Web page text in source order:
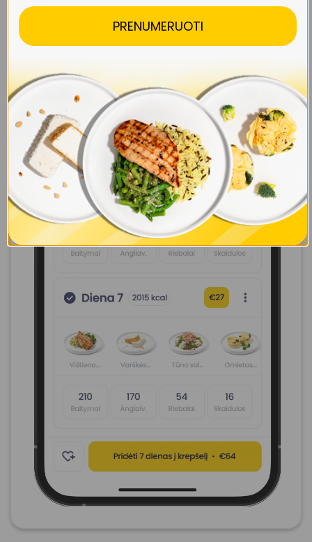
Sukurk savo savaitę iki 7 dienų
PRENUMERUOTI